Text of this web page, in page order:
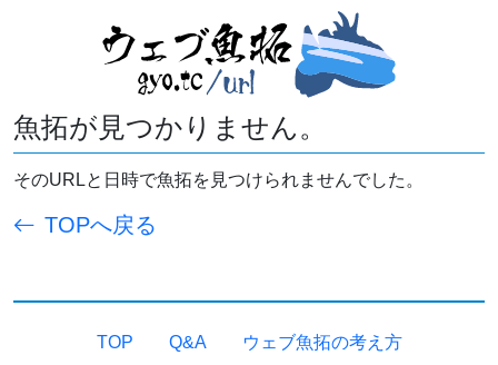
魚拓が見つかりません。
そのURLと日時で魚拓を見つけられませんでした。
TOPへ戻る
TOP Q&A ウェブ魚拓の考え方